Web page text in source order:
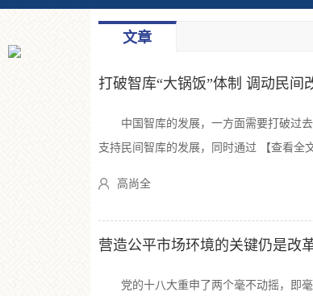
文章
打破智库“大锅饭”体制 调动民间
中国智库的发展，一方面需要打破过去
支持民间智库的发展，同时通过 【查看全文
高尚全
营造公平市场环境的关键仍是改
党的十八大重申了两个毫不动摇，即毫